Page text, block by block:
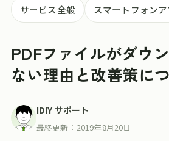
サービス全般 スマートフォンア
PDFファイルがダウ
ない理由と改善策に
IDIY サポート
最終更新： 2019年8月20日